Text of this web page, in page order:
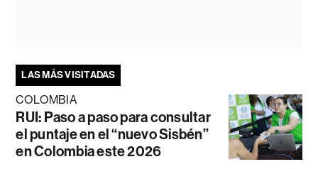
LAS MÁS VISITADAS
COLOMBIA
RUI: Paso a paso para consultar
el puntaje en el “nuevo Sisbén”
en Colombia este 2026